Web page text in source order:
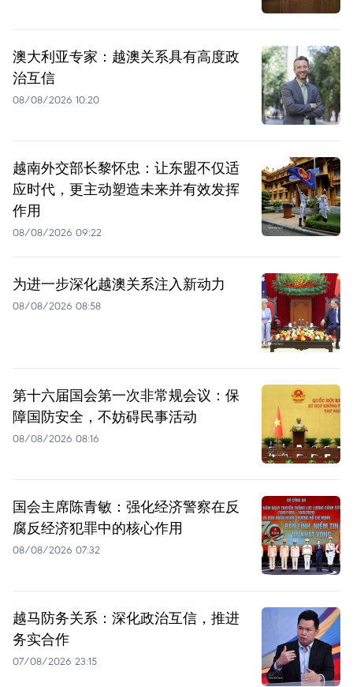
澳大利亚专家：越澳关系具有高度政
治互信
08/08/2026 10:20
越南外交部长黎怀忠：让东盟不仅适
应时代，更主动塑造未来并有效发挥
作用
08/08/2026 09:22
为进一步深化越澳关系注入新动力
08/08/2026 08:58
第十六届国会第一次非常规会议：保
障国防安全，不妨碍民事活动
08/08/2026 08:16
国会主席陈青敏：强化经济警察在反
腐反经济犯罪中的核心作用
08/08/2026 07:32
越马防务关系：深化政治互信，推进
务实合作
07/08/2026 23:15